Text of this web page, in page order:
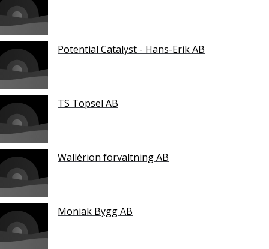
Potential Catalyst - Hans-Erik AB
TS Topsel AB
Wallérion förvaltning AB
Moniak Bygg AB